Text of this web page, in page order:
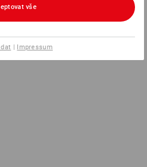
vše
| Impressum